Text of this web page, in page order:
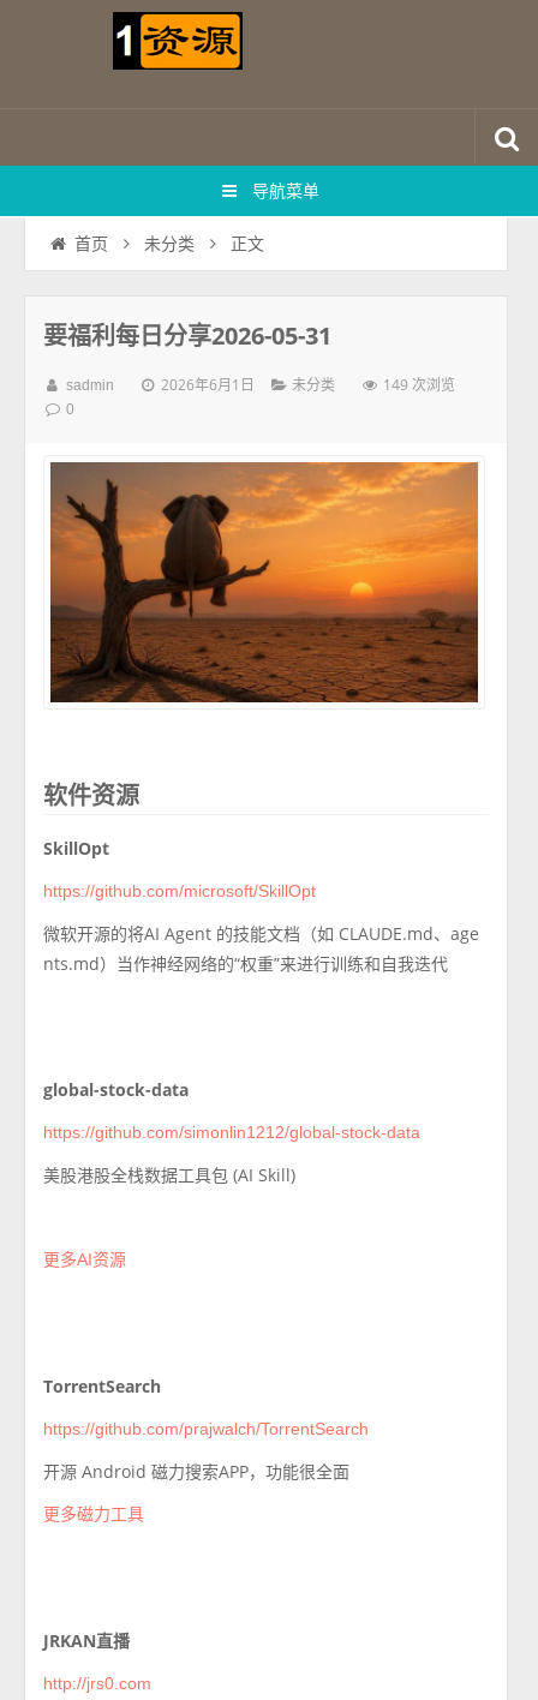
导航菜单
首页 未分类 正文
要福利每日分享2026-05-31
sadmin 2026年6月1日 未分类 149 次浏览
0
软件资源
SkillOpt
https://github.com/microsoft/SkillOpt
微软开源的将AI Agent 的技能文档（如 CLAUDE.md、age
nts.md）当作神经网络的“权重”来进行训练和自我迭代
global-stock-data
https://github.com/simonlin1212/global-stock-data
美股港股全栈数据工具包 (AI Skill)
更多AI资源
TorrentSearch
https://github.com/prajwalch/TorrentSearch
开源 Android 磁力搜索APP，功能很全面
更多磁力工具
JRKAN直播
http://jrs0.com